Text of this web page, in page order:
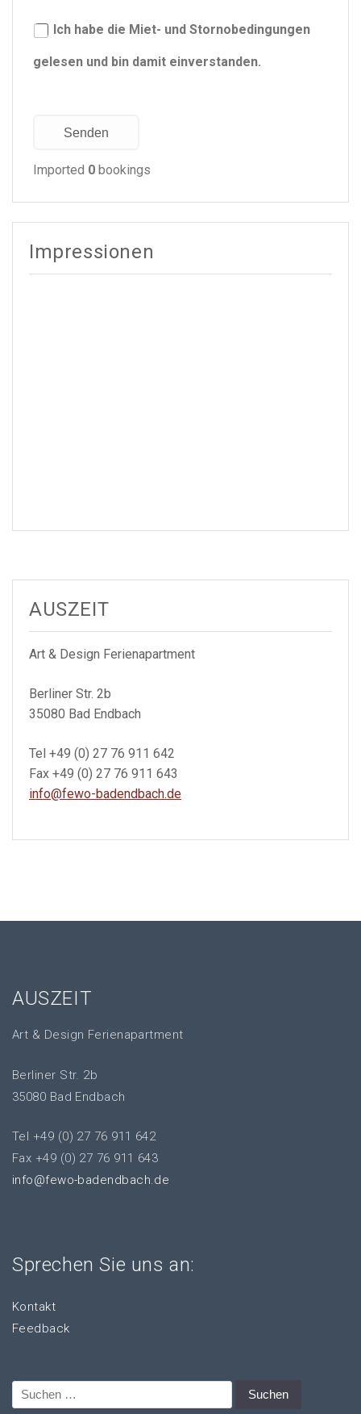
Ich habe die Miet- und Stornobedingungen
gelesen und bin damit einverstanden.
Senden
Imported 0 bookings
Impressionen
AUSZEIT
Art & Design Ferienapartment
Berliner Str. 2b
35080 Bad Endbach
Tel +49 (0) 27 76 911 642
Fax +49 (0) 27 76 911 643
info@fewo-badendbach.de
AUSZEIT
Art & Design Ferienapartment
Berliner Str. 2b
35080 Bad Endbach
Tel +49 (0) 27 76 911 642
Fax +49 (0) 27 76 911 643
info@fewo-badendbach.de
Sprechen Sie uns an:
Kontakt
Feedback
Suchen